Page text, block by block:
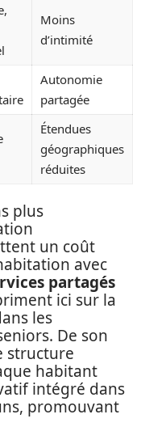
Moins
d’intimité
Autonomie
partagée
Étendues
géographiques
réduites
plus
un coût
avec
partagés
ici sur la
les
De son
structure
habitant
intégré dans
promouvant